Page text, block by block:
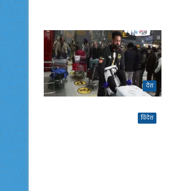
देश
विदेश